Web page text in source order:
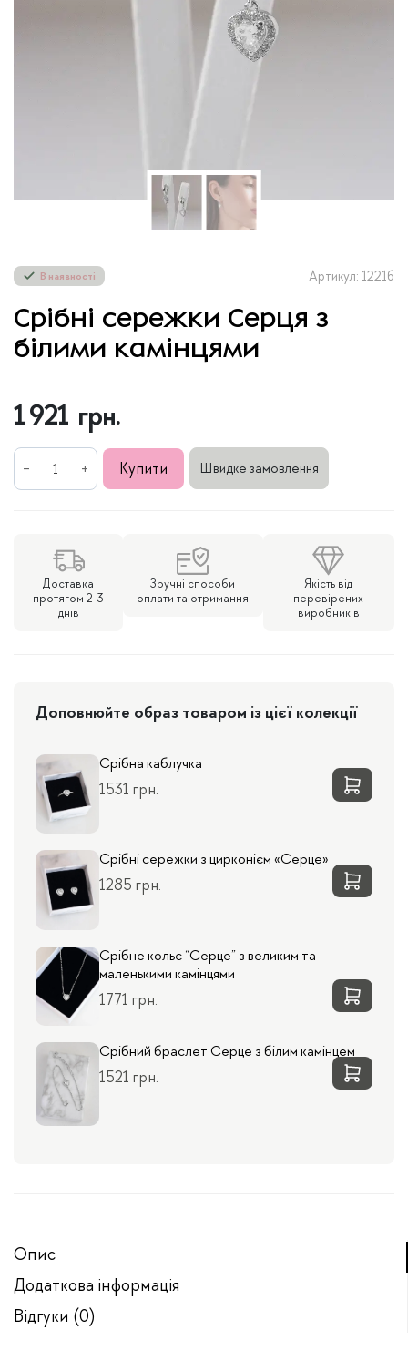
В наявності Артикул: 1221б
Срібні сережки Серця з
білими камінцями
1 921 грн.
сережки
білими
камінцями
кількість
Купити Швидке замовлення
Доставка
протягом 2-3
днів
Зручні способи
оплати та отримання
Якість від
перевірених
виробників
Доповнюйте образ товаром із цієї колекції
Срібна каблучка
1531 грн.
Срібні сережки з цирконієм «Серце»
1285 грн.
Срібне кольє “Серце” з великим та
маленькими камінцями
1771 грн.
Срібний браслет Серце з білим камінцем
1521 грн.
Опис
Додаткова інформація
Відгуки (0)